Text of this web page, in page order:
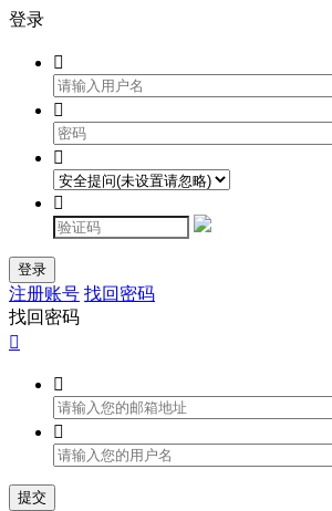
登录




登录
注册账号 找回密码
找回密码



提交